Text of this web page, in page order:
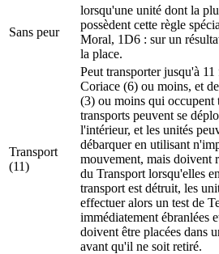
Sans peur
lorsqu'une unité dont la
possèdent cette règle
Moral, 1D6 : sur un
la place.
Transport
(11)
Peut transporter jusqu'à
Coriace (6) ou moins, et
(3) ou moins qui occupent
transports peuvent se
l'intérieur, et les unités
débarquer en utilisant
mouvement, mais doivent
du Transport lorsqu'elles
transport est détruit, les
effectuer alors un test de
immédiatement ébranlées
doivent être placées dans
avant qu'il ne soit retiré.